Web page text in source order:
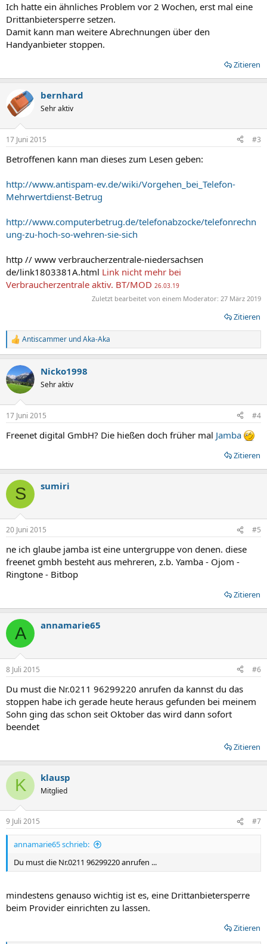
Ich hatte ein ähnliches Problem vor 2 Wochen, erst mal eine
Drittanbietersperre setzen.
Damit kann man weitere Abrechnungen über den
Handyanbieter stoppen.
Zitieren
bernhard
Sehr aktiv
17 Juni 2015 #3
Betroffenen kann man dieses zum Lesen geben:
http://www.antispam-ev.de/wiki/Vorgehen_bei_Telefon-
Mehrwertdienst-Betrug
http://www.computerbetrug.de/telefonabzocke/telefonrechn
ung-zu-hoch-so-wehren-sie-sich
http // www verbraucherzentrale-niedersachsen
de/link1803381A.html Link nicht mehr bei
Verbraucherzentrale aktiv. BT/MOD 26.03.19
Zuletzt bearbeitet von einem Moderator: 27 März 2019
Zitieren
R
e
k
t
i
e
:
Antiscammer undAka-Aka
Nicko1998
Sehr aktiv
17 Juni 2015 #4
Freenet digital GmbH? Die hießen doch früher mal Jamba
Zitieren
S sumiri
20 Juni 2015 #5
ne ich glaube jamba ist eine untergruppe von denen. diese
freenet gmbh besteht aus mehreren, z.b. Yamba - Ojom -
Ringtone - Bitbop
Zitieren
A annamarie65
8 Juli 2015 #6
Du must die Nr.0211 96299220 anrufen da kannst du das
stoppen habe ich gerade heute heraus gefunden bei meinem
Sohn ging das schon seit Oktober das wird dann sofort
beendet
Zitieren
K klausp
Mitglied
9 Juli 2015 #7
annamarie65 schrieb:
Du must die Nr.0211 96299220 anrufen ...
mindestens genauso wichtig ist es, eine Drittanbietersperre
beim Provider einrichten zu lassen.
Zitieren